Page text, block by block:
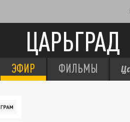
ЦАРЬГРАД
ЭФИР ФИЛЬМЫ